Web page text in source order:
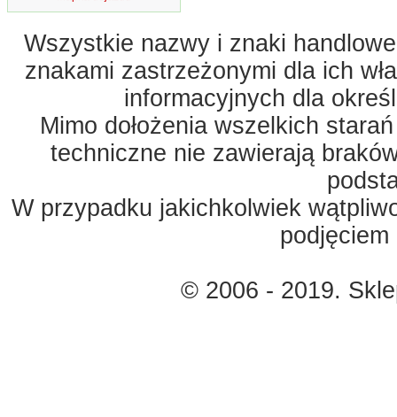
Wszystkie nazwy i znaki
znakami zastrzeżonymi dla ich
informacyjnych dla
Mimo dołożenia wszelkich
techniczne nie zawierają
W przypadku jakichkolwiek
© 2006 - 2019.